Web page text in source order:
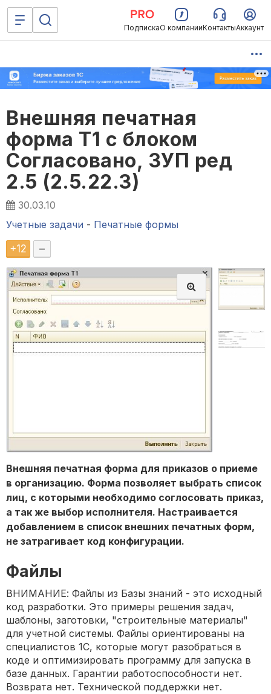
ПодпискаО компанииКонтактыАккаунт
Внешняя печатная
форма Т1 с блоком
Согласовано, ЗУП ред
2.5 (2.5.22.3)
30.03.10
Учетные задачи - Печатные формы
+12 –
Внешняя печатная форма для приказов о приеме
в организацию. Форма позволяет выбрать список
лиц, с которыми необходимо соглосовать приказ,
а так же выбор исполнителя. Настраивается
добавлением в список внешних печатных форм,
не затрагивает код конфигурации.
Файлы
ВНИМАНИЕ: Файлы из Базы знаний - это исходный
код разработки. Это примеры решения задач,
шаблоны, заготовки, "строительные материалы"
для учетной системы. Файлы ориентированы на
специалистов 1С, которые могут разобраться в
коде и оптимизировать программу для запуска в
базе данных. Гарантии работоспособности нет.
Возврата нет. Технической поддержки нет.